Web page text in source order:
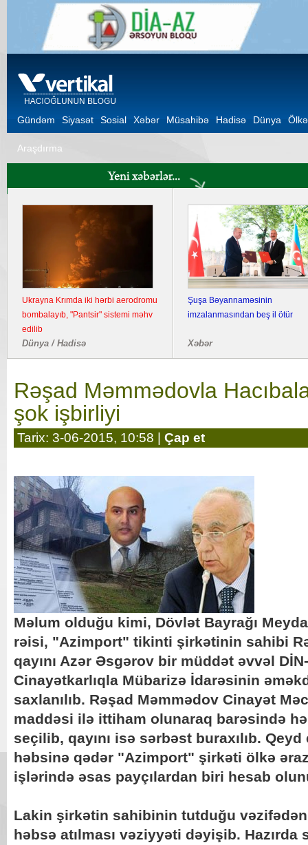
Gündəm Siyasət Sosial Xəbər Müsahibə Hadisə Dünya Ölkə
Araşdırma
Ukrayna Krımda iki hərbi aerodromu
bombalayıb, "Pantsir" sistemi məhv
edilib
Dünya / Hadisə
Şuşa Bəyannaməsinin
imzalanmasından beş il ötür
Xəbər
Rəşad Məmmədovla
şok işbirliyi
Tarix: 3-06-2015, 10:58 | Çap et
Məlum olduğu kimi, Dövlət Bayrağı
rəisi, "Azimport" tikinti şirkətinin sahibi
qayını Azər Əsgərov bir müddət əvvəl
Cinayətkarlıqla Mübarizə İdarəsinin
saxlanılıb. Rəşad Məmmədov Cinayət
maddəsi ilə ittiham olunaraq barəsində
seçilib, qayını isə sərbəst buraxılıb.
həbsinə qədər "Azimport" şirkəti ölkə
işlərində əsas payçılardan biri hesab
Lakin şirkətin sahibinin tutduğu
həbsə atılması vəziyyəti dəyişib.